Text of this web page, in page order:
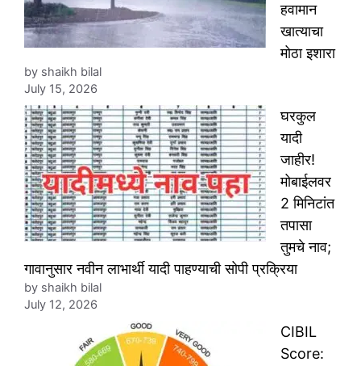
हवामान
खात्याचा
मोठा इशारा
by shaikh bilal
July 15, 2026
घरकुल
यादी
जाहीर!
मोबाईलवर
2 मिनिटांत
तपासा
तुमचे नाव;
गावानुसार नवीन लाभार्थी यादी पाहण्याची सोपी प्रक्रिया
by shaikh bilal
July 12, 2026
CIBIL
Score: